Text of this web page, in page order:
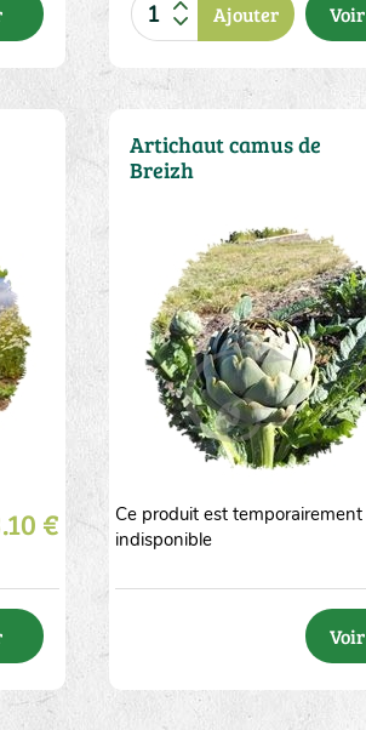
Ajouter Voir
2 5 10 20 50
€
Ce produit est temporairement
indisponible
Voir
Artichaut camus de
Breizh